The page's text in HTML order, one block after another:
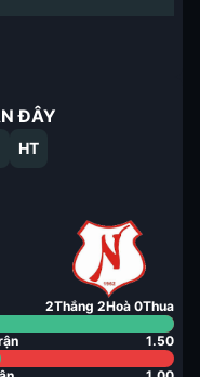
ĐÂY
HT
2Thắng 2Hoà 0Thua
1.50